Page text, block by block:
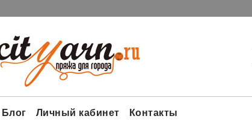
Блог Личный кабинет Контакты